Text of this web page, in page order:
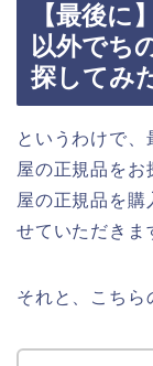
【最後に
以外でち
探してみ
というわけで
屋の正規品をお
屋の正規品を購
せていただきま
それと、こちら